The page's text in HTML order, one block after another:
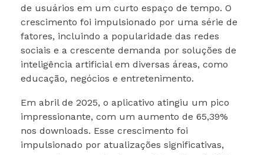
de usuários em um curto espaço de tempo. O
crescimento foi impulsionado por uma série de
fatores, incluindo a popularidade das redes
sociais e a crescente demanda por soluções de
inteligência artificial em diversas áreas, como
educação, negócios e entretenimento.
Em abril de 2025, o aplicativo atingiu um pico
impressionante, com um aumento de 65,39%
nos downloads. Esse crescimento foi
impulsionado por atualizações significativas,